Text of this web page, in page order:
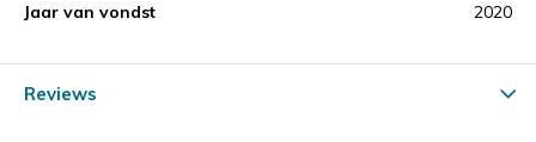
Jaar van vondst 2020
Reviews